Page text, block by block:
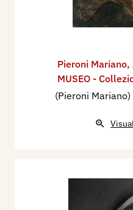
Pieroni Mariano,
MUSEO -
(Pieroni